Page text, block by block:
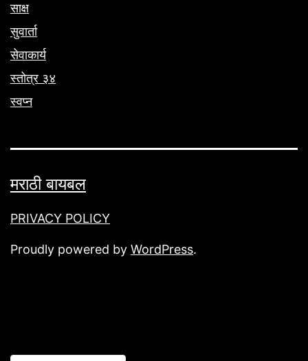
साक्ष
सुवार्ता
सेवाकार्य
स्तोत्र ३४
स्वप्न
मराठी बायबल
PRIVACY POLICY
Proudly powered by WordPress.